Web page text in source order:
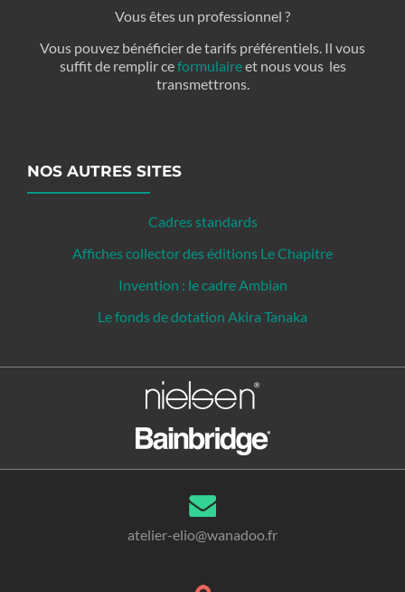
Vous êtes un professionnel ?
Vous pouvez bénéficier de tarifs préférentiels. Il vous
suffit de remplir ceformulaireet nous vous les
transmettrons.
NOS AUTRES SITES
Cadres standards
Affiches collector des éditions Le Chapitre
Invention : le cadre Ambian
Le fonds de dotation Akira Tanaka
atelier-elio@wanadoo.fr